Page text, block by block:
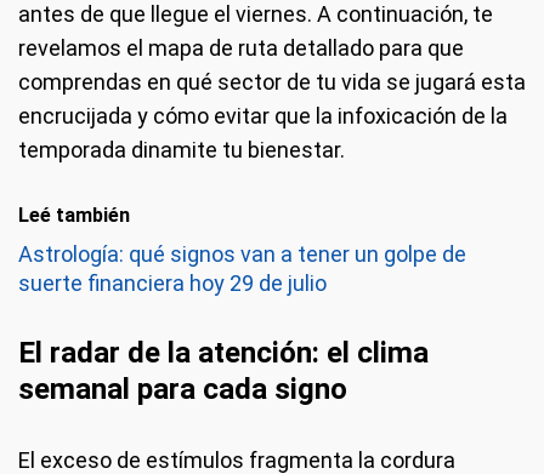
antes de que llegue el viernes. A continuación, te
revelamos el mapa de ruta detallado para que
comprendas en qué sector de tu vida se jugará esta
encrucijada y cómo evitar que la infoxicación de la
temporada dinamite tu bienestar.
Leé también
Astrología: qué signos van a tener un golpe de
suerte financiera hoy 29 de julio
El radar de la atención: el clima
semanal para cada signo
El exceso de estímulos fragmenta la cordura